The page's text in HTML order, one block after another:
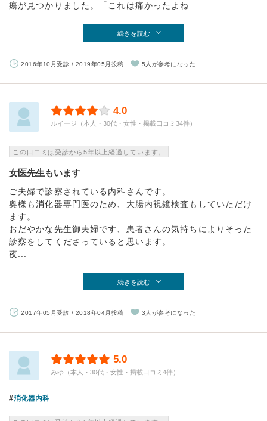
瘍が見つかりました。「これは痛かったよね...
続きを読む
2016年10月受診 / 2019年05月投稿 5人が参考になった
4.0
ルイージ（本人・30代・女性・掲載口コミ34件）
この口コミは受診から5年以上経過しています。
女医先生もいます
ご夫婦で診察されている内科さんです。
奥様も消化器専門医のため、大腸内視鏡検査もしていただけ
ます。
おだやかな先生御夫婦です、患者さんの気持ちによりそった
診察をしてくださっていると思います。
夜...
続きを読む
2017年05月受診 / 2018年04月投稿 3人が参考になった
5.0
みゆ（本人・30代・女性・掲載口コミ4件）
消化器内科